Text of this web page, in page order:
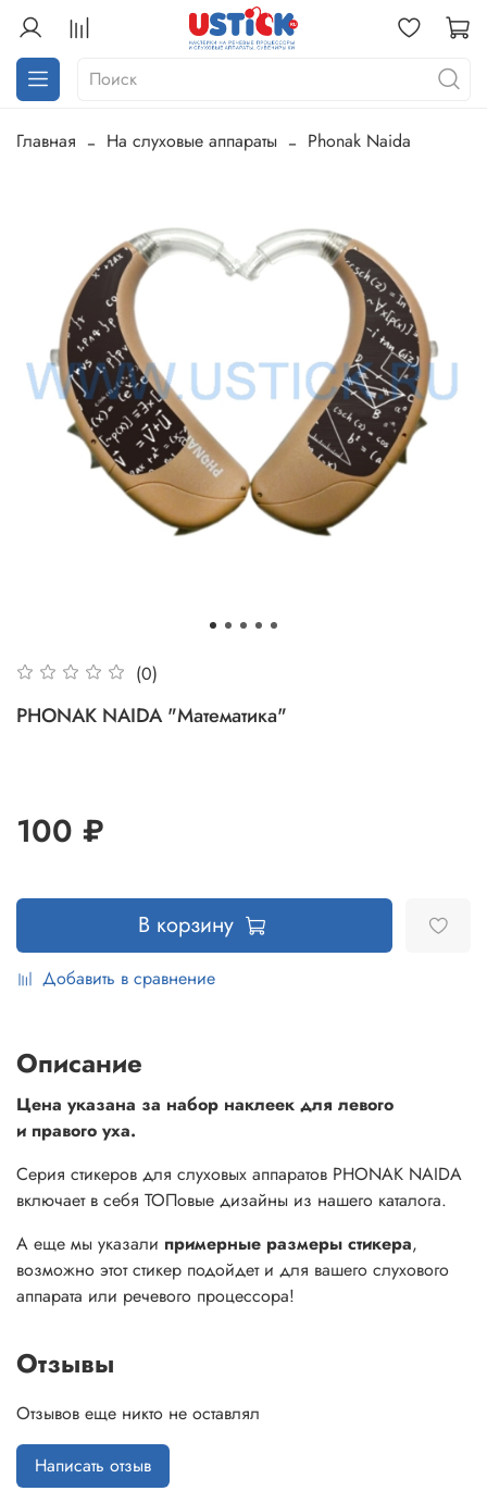
Главная На слуховые аппараты Phonak Naida
(0)
PHONAK NAIDA "Математика"
100 ₽
В корзину
Добавить в сравнение
Описание
Цена указана за набор наклеек для левого
и правого уха.
Серия стикеров для слуховых аппаратов PHONAK NAIDA
включает в себя ТОПовые дизайны из нашего каталога.
А еще мы указали примерные размеры стикера,
возможно этот стикер подойдет и для вашего слухового
аппарата или речевого процессора!
Отзывы
Отзывов еще никто не оставлял
Написать отзыв